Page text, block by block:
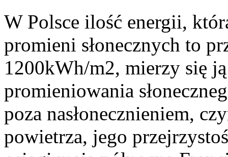
W Polsce ilość energii,
promieni słonecznych to
1200kWh/m2, mierzy się
promieniowania
poza nasłonecznieniem,
powietrza, jego